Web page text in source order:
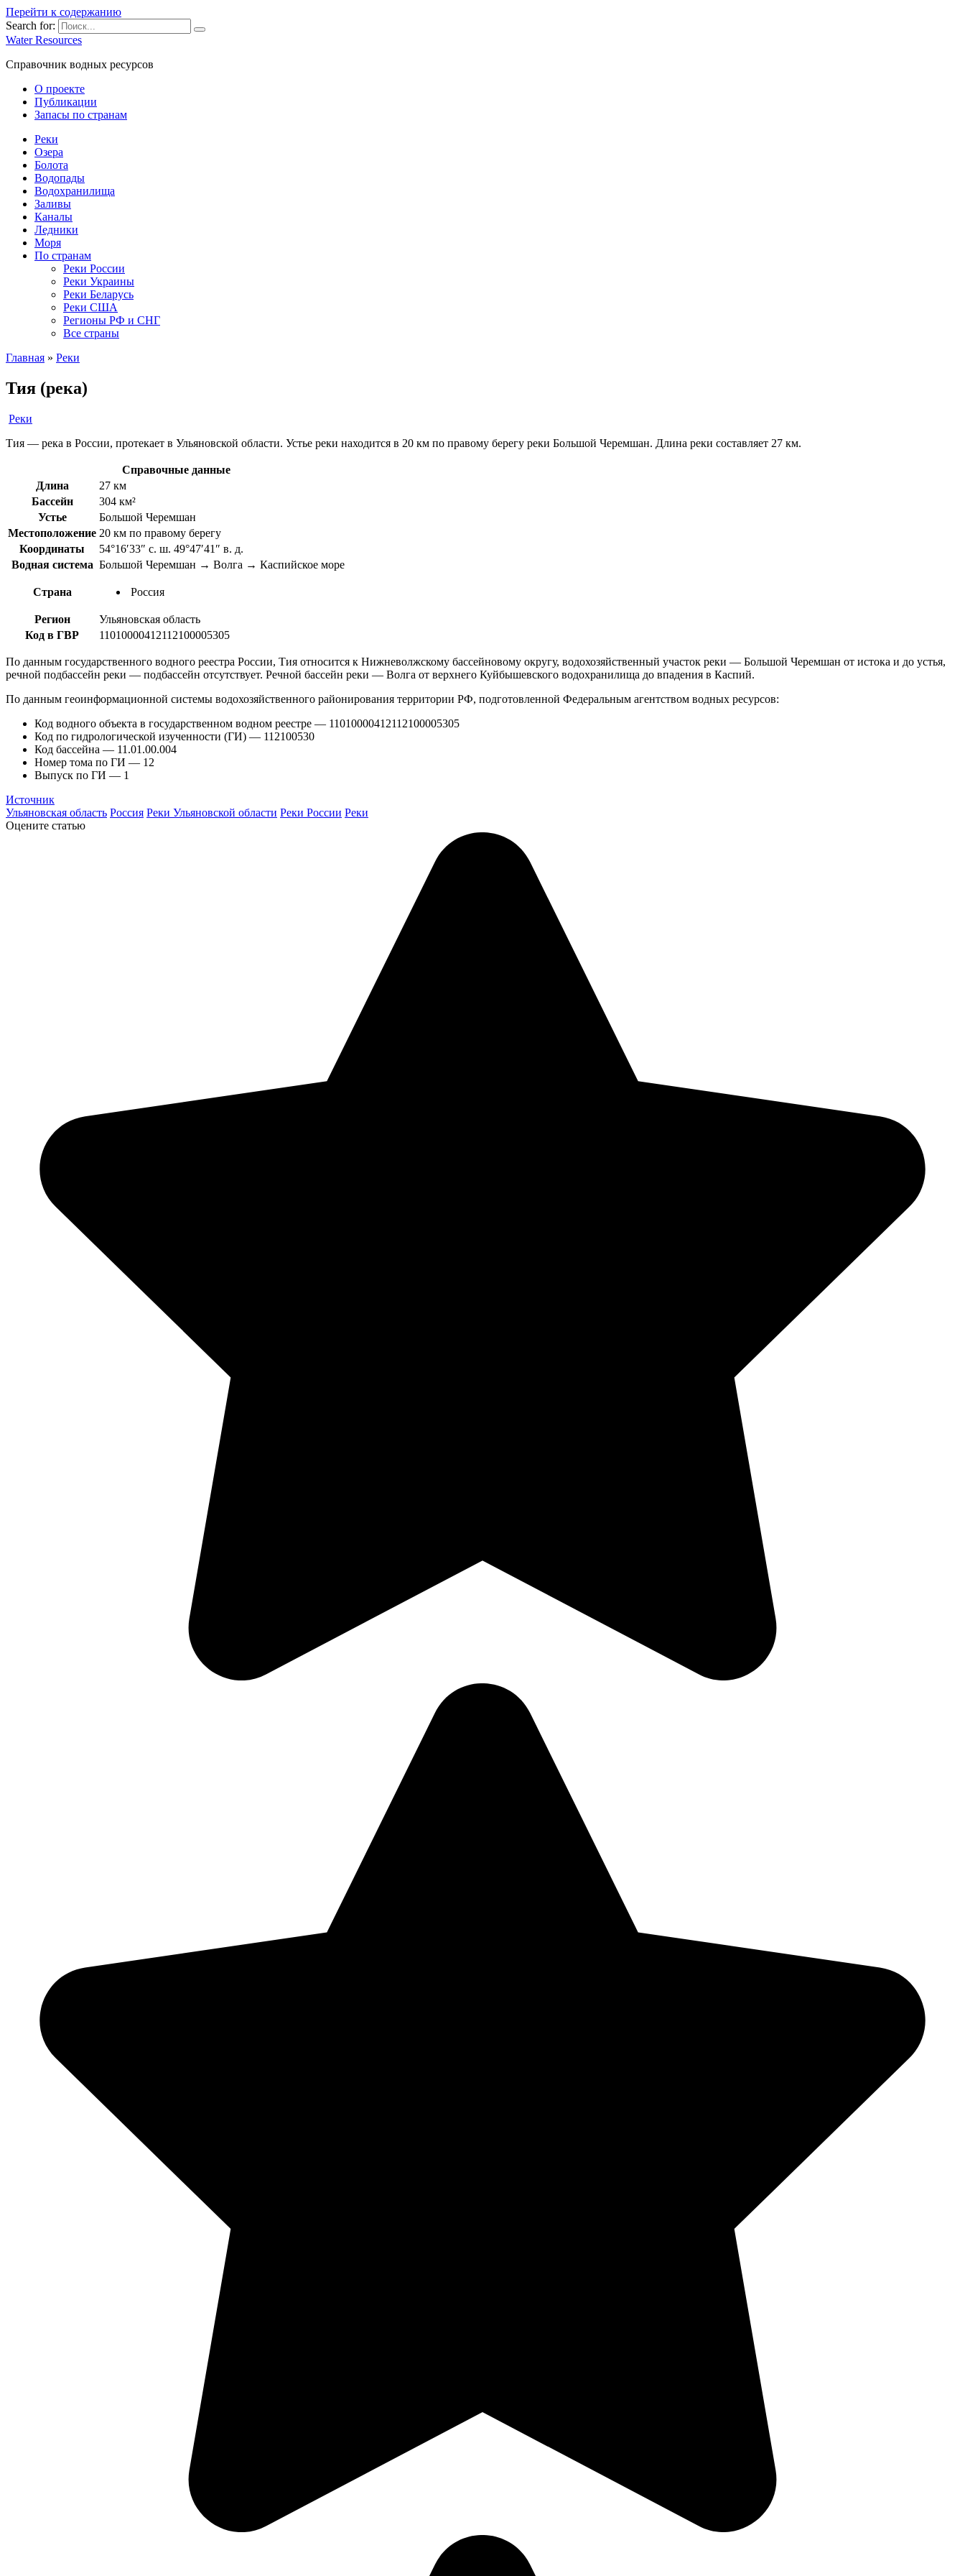
Перейти к содержанию
Search for:
Water Resources
Справочник водных ресурсов
О проекте
Публикации
Запасы по странам
Реки
Озера
Болота
Водопады
Водохранилища
Заливы
Каналы
Ледники
Моря
По странам
Реки России
Реки Украины
Реки Беларусь
Реки США
Регионы РФ и СНГ
Все страны
Главная » Реки
Тия (река)
Реки
Тия — река в России, протекает в Ульяновской области. Устье реки находится в 20 км по правому берегу реки Большой Черемшан. Длина реки составляет 27 км.
Справочные данные
Длина
27 км
Бассейн
304 км²
Устье
Большой Черемшан
Местоположение 20 км по правому берегу
Координаты
54°16′33″ с. ш. 49°47′41″ в. д.
Водная система Большой Черемшан → Волга → Каспийское море
Страна Россия
Регион
Ульяновская область
Код в ГВР
11010000412112100005305
По данным государственного водного реестра России, Тия относится к Нижневолжскому бассейновому округу, водохозяйственный участок реки — Большой Черемшан от истока и до устья,
речной подбассейн реки — подбассейн отсутствует. Речной бассейн реки — Волга от верхнего Куйбышевского водохранилища до впадения в Каспий.
По данным геоинформационной системы водохозяйственного районирования территории РФ, подготовленной Федеральным агентством водных ресурсов:
Код водного объекта в государственном водном реестре — 11010000412112100005305
Код по гидрологической изученности (ГИ) — 112100530
Код бассейна — 11.01.00.004
Номер тома по ГИ — 12
Выпуск по ГИ — 1
Источник
Ульяновская область Россия Реки Ульяновской области Реки России Реки
Оцените статью